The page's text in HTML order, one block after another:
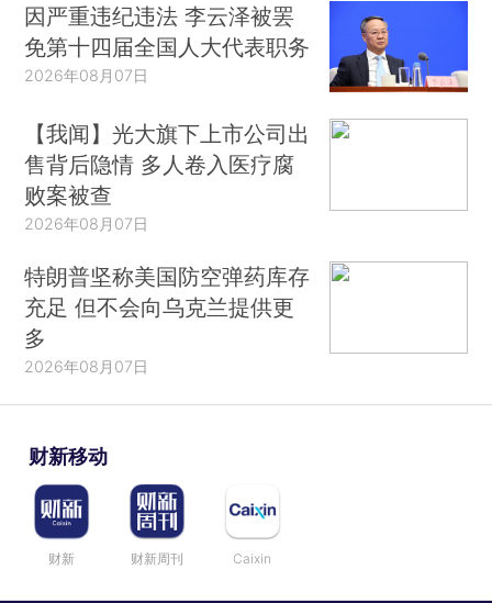
因严重违纪违法 李云泽被罢
免第十四届全国人大代表职务
2026年08月07日
【我闻】光大旗下上市公司出
售背后隐情 多人卷入医疗腐
败案被查
2026年08月07日
特朗普坚称美国防空弹药库存
充足 但不会向乌克兰提供更
多
2026年08月07日
财新移动
财新 财新周刊 Caixin